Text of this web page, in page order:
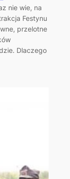
nie wie, na
Festynu
przelotne
Dlaczego